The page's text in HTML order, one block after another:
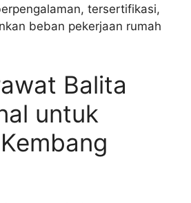
tersertifikasi,
beban pekerjaan rumah
Balita
untuk